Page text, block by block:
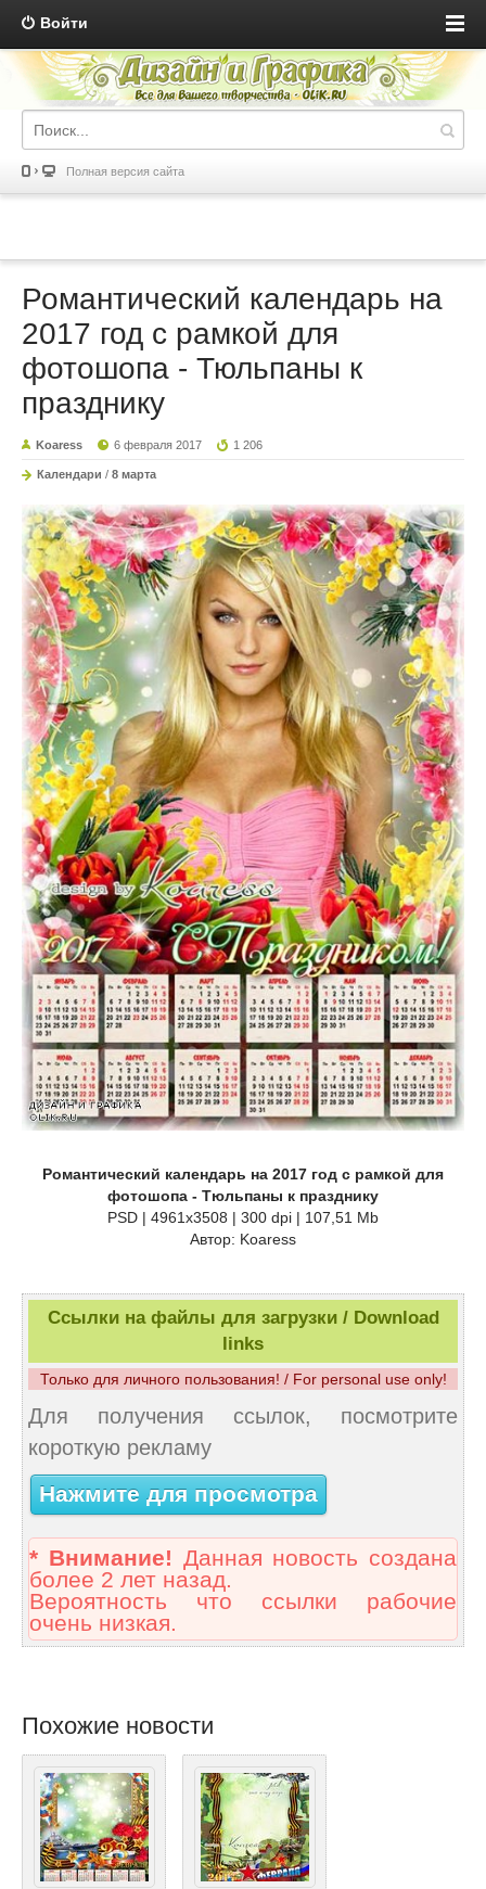
Войти
Полная версия сайта
Романтический календарь на
2017 год с рамкой для
фотошопа - Тюльпаны к
празднику
Koaress 6 февраля 2017 1 206
Календари / 8 марта
Романтический календарь на 2017 год с рамкой для
фотошопа - Тюльпаны к празднику
PSD | 4961x3508 | 300 dpi | 107,51 Mb
Автор: Koaress
Ссылки на файлы для загрузки / Download
links
Только для личного пользования! / For personal use only!
Для получения ссылок, посмотрите
короткую рекламу
Нажмите для просмотра
* Внимание! Данная новость создана
более 2 лет назад.
Вероятность что ссылки рабочие
очень низкая.
Похожие новости